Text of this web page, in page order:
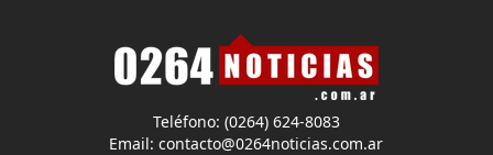
Teléfono: (0264) 624-8083
Email:contacto@0264noticias.com.ar